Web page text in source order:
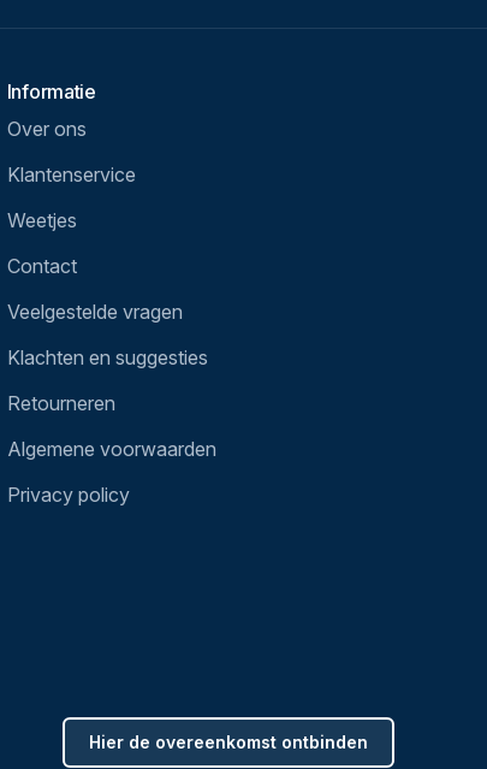
Informatie
Over ons
Klantenservice
Weetjes
Contact
Veelgestelde vragen
Klachten en suggesties
Retourneren
Algemene voorwaarden
Privacy policy
Hier de overeenkomst ontbinden